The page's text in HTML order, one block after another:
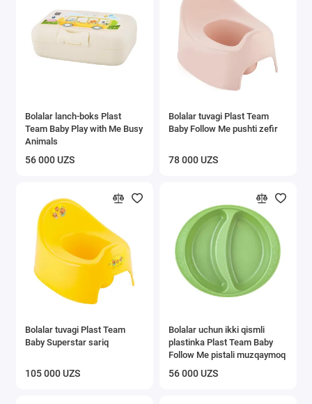
Bolalar lanch-boks Plast
Team Baby Play with Me Busy
Animals
56 000 UZS
Bolalar tuvagi Plast Team
Baby Follow Me pushti zefir
78 000 UZS
Bolalar tuvagi Plast Team
Baby Superstar sariq
105 000 UZS
Bolalar uchun ikki qismli
plastinka Plast Team Baby
Follow Me pistali muzqaymoq
56 000 UZS